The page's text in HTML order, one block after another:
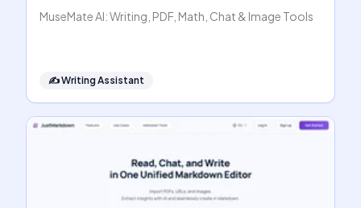
MuseMate AI: Writing, PDF, Math, Chat & Image Tools
✍️Writing Assistant